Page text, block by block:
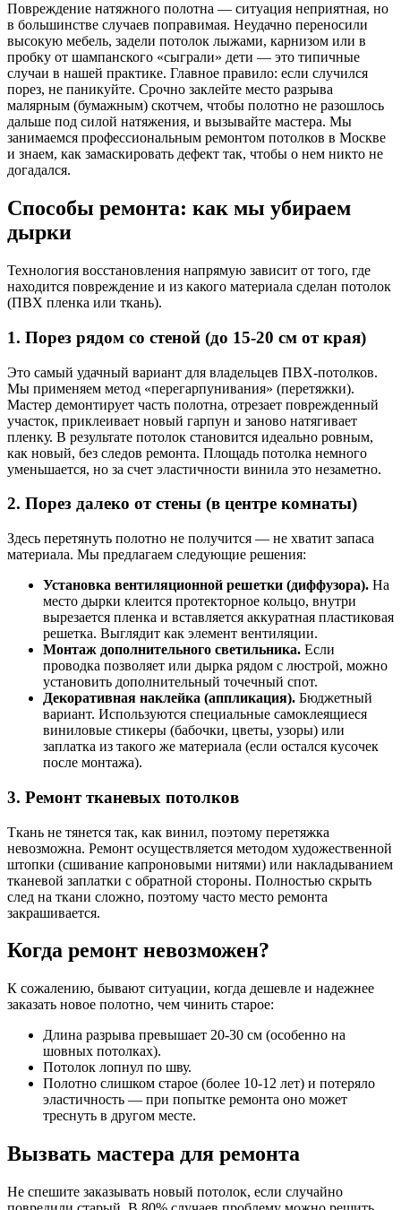
Повреждение натяжного полотна — ситуация неприятная, но
в большинстве случаев поправимая. Неудачно переносили
высокую мебель, задели потолок лыжами, карнизом или в
пробку от шампанского «сыграли» дети — это типичные
случаи в нашей практике. Главное правило: если случился
порез, не паникуйте. Срочно заклейте место разрыва
малярным (бумажным) скотчем, чтобы полотно не разошлось
дальше под силой натяжения, и вызывайте мастера. Мы
занимаемся профессиональным ремонтом потолков в Москве
и знаем, как замаскировать дефект так, чтобы о нем никто не
догадался.
Способы ремонта: как мы убираем
дырки
Технология восстановления напрямую зависит от того, где
находится повреждение и из какого материала сделан потолок
(ПВХ пленка или ткань).
1. Порез рядом со стеной (до 15-20 см от края)
Это самый удачный вариант для владельцев ПВХ-потолков.
Мы применяем метод «перегарпунивания» (перетяжки).
Мастер демонтирует часть полотна, отрезает поврежденный
участок, приклеивает новый гарпун и заново натягивает
пленку. В результате потолок становится идеально ровным,
как новый, без следов ремонта. Площадь потолка немного
уменьшается, но за счет эластичности винила это незаметно.
2. Порез далеко от стены (в центре комнаты)
Здесь перетянуть полотно не получится — не хватит запаса
материала. Мы предлагаем следующие решения:
Установка вентиляционной решетки (диффузора). На
место дырки клеится протекторное кольцо, внутри
вырезается пленка и вставляется аккуратная пластиковая
решетка. Выглядит как элемент вентиляции.
Монтаж дополнительного светильника. Если
проводка позволяет или дырка рядом с люстрой, можно
установить дополнительный точечный спот.
Декоративная наклейка (аппликация). Бюджетный
вариант. Используются специальные самоклеящиеся
виниловые стикеры (бабочки, цветы, узоры) или
заплатка из такого же материала (если остался кусочек
после монтажа).
3. Ремонт тканевых потолков
Ткань не тянется так, как винил, поэтому перетяжка
невозможна. Ремонт осуществляется методом художественной
штопки (сшивание капроновыми нитями) или накладыванием
тканевой заплатки с обратной стороны. Полностью скрыть
след на ткани сложно, поэтому часто место ремонта
закрашивается.
Когда ремонт невозможен?
К сожалению, бывают ситуации, когда дешевле и надежнее
заказать новое полотно, чем чинить старое:
Длина разрыва превышает 20-30 см (особенно на
шовных потолках).
Потолок лопнул по шву.
Полотно слишком старое (более 10-12 лет) и потеряло
эластичность — при попытке ремонта оно может
треснуть в другом месте.
Вызвать мастера для ремонта
Не спешите заказывать новый потолок, если случайно